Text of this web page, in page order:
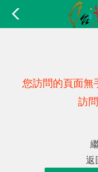
您訪問的頁面無
訪
返